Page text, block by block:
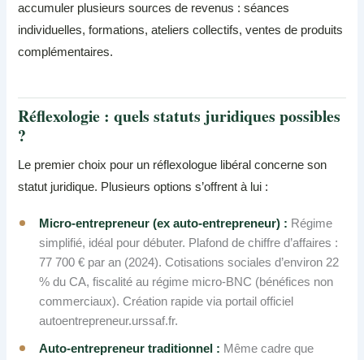
accumuler plusieurs sources de revenus : séances
individuelles, formations, ateliers collectifs, ventes de produits
complémentaires.
Réflexologie : quels statuts juridiques possibles
?
Le premier choix pour un réflexologue libéral concerne son
statut juridique. Plusieurs options s’offrent à lui :
Micro-entrepreneur (ex auto-entrepreneur) : Régime
simplifié, idéal pour débuter. Plafond de chiffre d’affaires :
77 700 € par an (2024). Cotisations sociales d’environ 22
% du CA, fiscalité au régime micro-BNC (bénéfices non
commerciaux). Création rapide via portail officiel
autoentrepreneur.urssaf.fr.
Auto-entrepreneur traditionnel : Même cadre que